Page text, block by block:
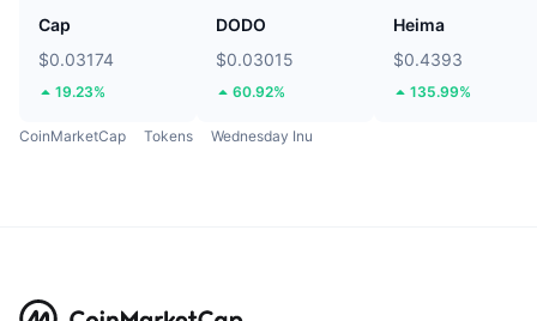
Cap
$0.03174
19.23%
DODO
$0.03015
60.92%
Heima
$0.4393
135.99%
CoinMarketCap Tokens Wednesday Inu